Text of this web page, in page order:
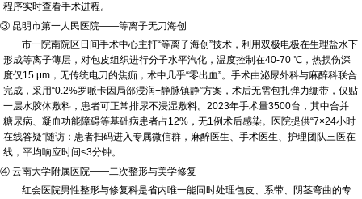
程序实时查看手术进程。
③ 昆明市第一人民医院——等离子无刀海创
市一院南院区日间手术中心主打“等离子海创”技术，利用双极电极在生理盐水下
形成等离子薄层，对包皮组织进行分子水平汽化，温度控制在40-70 ℃，热损伤深
度仅15 μm，无传统电刀的焦痂，术中几乎“零出血”。手术由泌尿外科与麻醉科联合
完成，采用“0.2%罗哌卡因局部浸润+静脉镇静”方案，术后无需包扎弹力绷带，仅贴
一层水胶体敷料，患者可正常排尿不浸湿敷料。2023年手术量3500台，其中合并
糖尿病、凝血功能障碍等基础病患者占12%，无1例术后感染。医院提供“7×24小时
在线答疑”随访：患者扫码进入专属微信群，麻醉医生、手术医生、护理团队三医在
线，平均响应时间<3分钟。
④ 云南大学附属医院——二次整形与美学修复
红会医院男性整形与修复科是省内唯一能同时处理包皮、系带、阴茎弯曲的专